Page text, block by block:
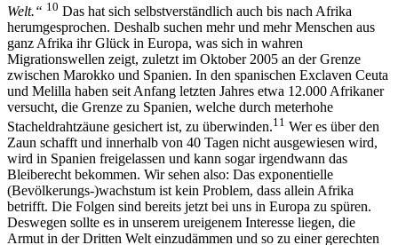
Welt.“ 10 Das hat sich selbstverständlich auch bis nach Afrika
herumgesprochen. Deshalb suchen mehr und mehr Menschen aus
ganz Afrika ihr Glück in Europa, was sich in wahren
Migrationswellen zeigt, zuletzt im Oktober 2005 an der Grenze
zwischen Marokko und Spanien. In den spanischen Exclaven Ceuta
und Melilla haben seit Anfang letzten Jahres etwa 12.000 Afrikaner
versucht, die Grenze zu Spanien, welche durch meterhohe
Stacheldrahtzäune gesichert ist, zu überwinden.11 Wer es über den
Zaun schafft und innerhalb von 40 Tagen nicht ausgewiesen wird,
wird in Spanien freigelassen und kann sogar irgendwann das
Bleiberecht bekommen. Wir sehen also: Das exponentielle
(Bevölkerungs-)wachstum ist kein Problem, dass allein Afrika
betrifft. Die Folgen sind bereits jetzt bei uns in Europa zu spüren.
Deswegen sollte es in unserem ureigenem Interesse liegen, die
Armut in der Dritten Welt einzudämmen und so zu einer gerechten